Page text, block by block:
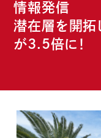
情報発信
潜在層を開拓
が3.5倍に！